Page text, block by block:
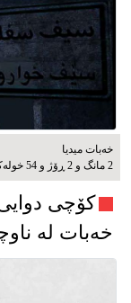
خەبات میدیا
2 مانگ و 2 ڕۆژ و 54 خوله‌ک له‌مه‌وپێش‌
کۆچی
خەبات لە